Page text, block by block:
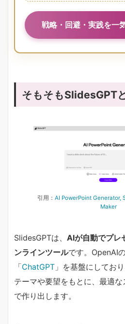
戦略・回避・実践を一
そもそもSlidesGPT
引用： AI PowerPoint Generator,
Maker
SlidesGPTは、 AIが自動でプレ
ンラインツールです。OpenAI
「ChatGPT 」を基盤にしてお
テーマや要望をもとに、最適
で作り出します。